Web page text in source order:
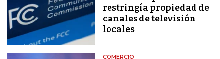
restringía propiedad de
canales de televisión
locales
COMERCIO